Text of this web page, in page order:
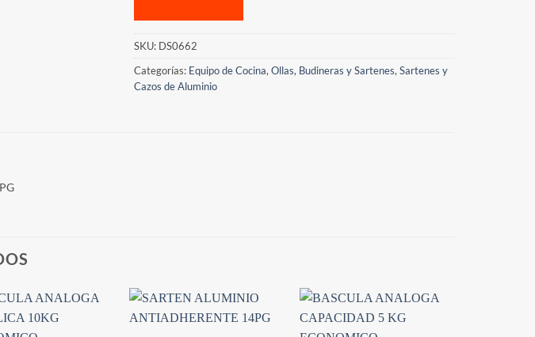
SKU: DS0662
Categorías: Equipo de Cocina, Ollas, Budineras y Sartenes, Sartenes y
Cazos de Aluminio